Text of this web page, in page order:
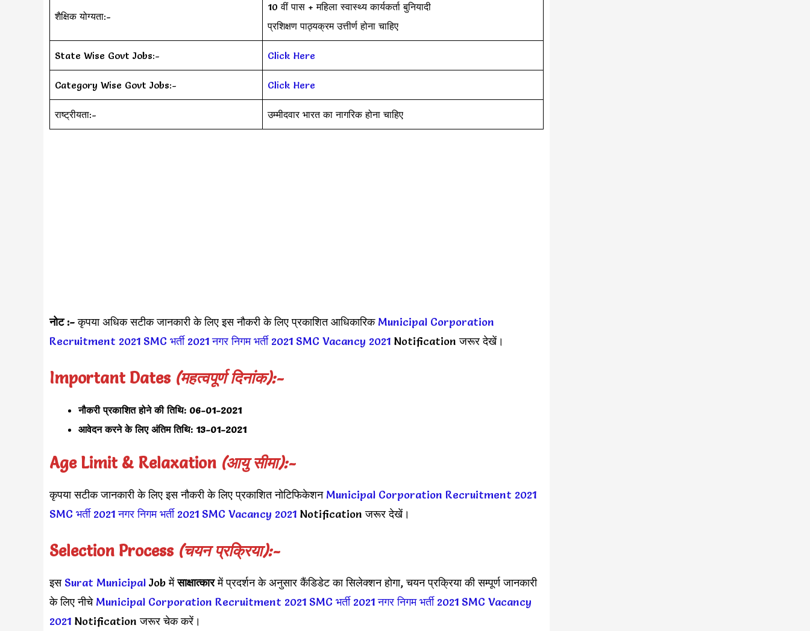
शैक्षिक योग्यता:-
10 वीं पास + महिला स्वास्थ्य कार्यकर्ता बुनियादी
प्रशिक्षण पाठ्यक्रम उत्तीर्ण होना चाहिए
State Wise Govt Jobs:- Click Here
Category Wise Govt Jobs:- Click Here
राष्ट्रीयता:- उम्मीदवार भारत का नागरिक होना चाहिए
नोट :-कृपया अधिक सटीक जानकारी के लिए इस नौकरी के लिए प्रकाशित आधिकारिक Municipal Corporation
Recruitment 2021 SMC भर्ती 2021 नगर निगम भर्ती 2021 SMC Vacancy 2021 Notification जरूर देखें।
Important Dates (महत्वपूर्ण दिनांक):-
नौकरी प्रकाशित होने की तिथि: 06-01-2021
आवेदन करने के लिए अंतिम तिथि: 13-01-2021
Age Limit & Relaxation (आयु सीमा):-
कृपया सटीक जानकारी के लिए इस नौकरी के लिए प्रकाशित नोटिफिकेशन Municipal Corporation Recruitment 2021
SMC भर्ती 2021 नगर निगम भर्ती 2021 SMC Vacancy 2021 Notification जरूर देखें।
Selection Process (चयन प्रक्रिया):-
इस Surat Municipal Job मेंसाक्षात्कारमें प्रदर्शन के अनुसार कैंडिडेट का सिलेक्शन होगा, चयन प्रक्रिया की सम्पूर्ण जानकारी
के लिए नीचे Municipal Corporation Recruitment 2021 SMC भर्ती 2021 नगर निगम भर्ती 2021 SMC Vacancy
2021 Notification जरूर चेक करें।